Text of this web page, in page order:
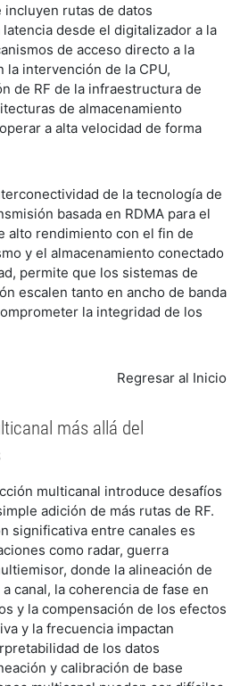
rutas de datos
desde el digitalizador a la
de acceso directo a la
la intervención de la CPU,
de RF de la infraestructura de
de almacenamiento
a alta velocidad de forma
de la tecnología de
basada en RDMA para el
alto rendimiento con el fin de
y el almacenamiento conectado
permite que los sistemas de
escalen tanto en ancho de banda
la integridad de los
Regresar al Inicio
más allá del
multicanal introduce desafíos
adición de más rutas de RF.
significativa entre canales es
como radar, guerra
donde la alineación de
canal, la coherencia de fase en
y la compensación de los efectos
y la frecuencia impactan
de los datos
y calibración de base